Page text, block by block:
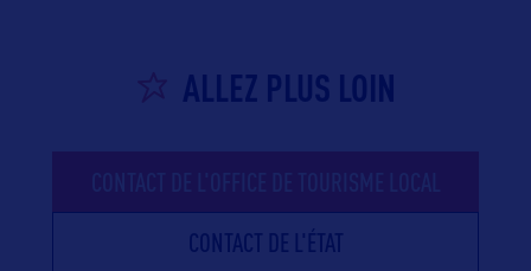
ALLEZ PLUS LOIN
CONTACT DE L'ÉTAT